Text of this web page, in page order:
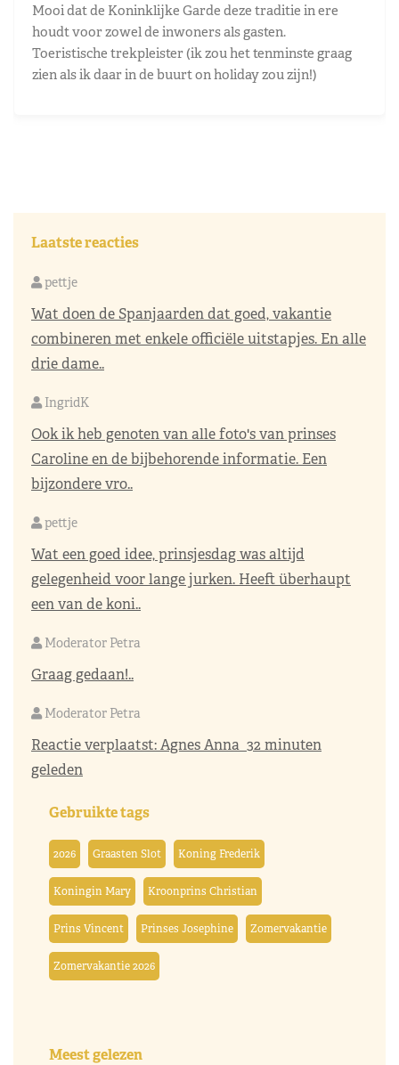
Mooi dat de Koninklijke Garde deze traditie in ere
houdt voor zowel de inwoners als gasten.
Toeristische trekpleister (ik zou het tenminste graag
zien als ik daar in de buurt on holiday zou zijn!)
Laatste reacties
pettje
Wat doen de Spanjaarden dat goed, vakantie
combineren met enkele officiële uitstapjes. En alle
drie dame..
IngridK
Ook ik heb genoten van alle foto's van prinses
Caroline en de bijbehorende informatie. Een
bijzondere vro..
pettje
Wat een goed idee, prinsjesdag was altijd
gelegenheid voor lange jurken. Heeft überhaupt
een van de koni..
Moderator Petra
Graag gedaan!..
Moderator Petra
Reactie verplaatst:Agnes Anna 32 minuten
geleden
Gebruikte tags
2026 Graasten Slot Koning Frederik
Koningin Mary Kroonprins Christian
Prins Vincent Prinses Josephine Zomervakantie
Zomervakantie 2026
Meest gelezen